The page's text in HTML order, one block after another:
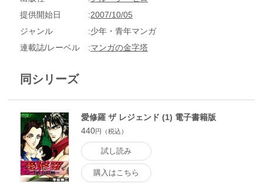
提供開始日
2007/10/05
ジャンル
少年・青年マンガ
連載誌/レーベル
マンガの金字塔
同シリーズ
愛修羅 ザ レジェンド (1) 電子書籍版
440円（税込）
試し読み
購入はこちら